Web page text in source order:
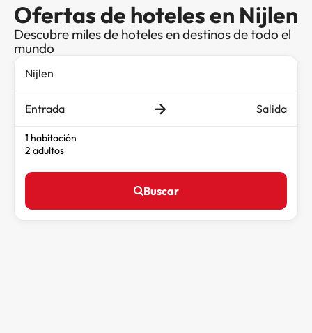
Ofertas de hoteles en Nijlen
Descubre miles de hoteles en destinos de todo el
mundo
Entrada Salida
1 habitación
2 adultos
Buscar